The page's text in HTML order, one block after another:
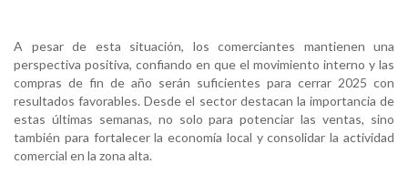
A pesar de esta situación, los comerciantes mantienen una
perspectiva positiva, confiando en que el movimiento interno y las
compras de fin de año serán suficientes para cerrar 2025 con
resultados favorables. Desde el sector destacan la importancia de
estas últimas semanas, no solo para potenciar las ventas, sino
también para fortalecer la economía local y consolidar la actividad
comercial en la zona alta.